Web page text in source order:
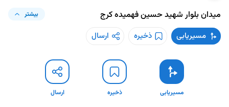
میدان بلوار شهید حسین فهمیدهکرج بیشتر
مسیریابی ذخیره ارسال
مسیریابی ذخیره ارسال